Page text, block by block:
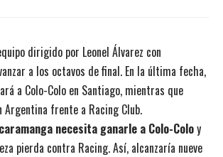
dirigido por Leonel Álvarez con
a los octavos de final. En la última fecha,
a Colo-Colo en Santiago, mientras que
Argentina frente a Racing Club.
necesita ganarle a Colo-Coloy
pierda contra Racing. Así, alcanzaría nueve